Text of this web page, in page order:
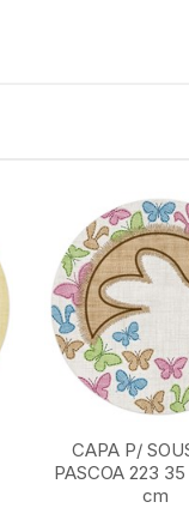
CAPA P/
PASCOA 223
cm